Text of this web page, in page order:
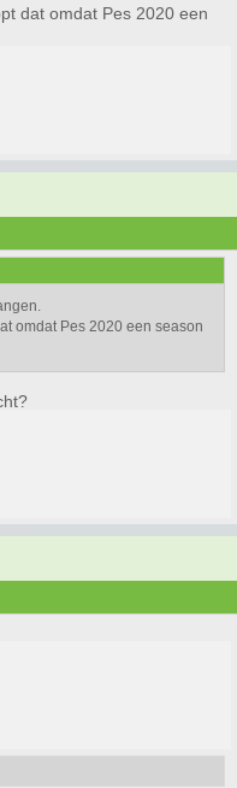
dat omdat Pes 2020 een
omdat Pes 2020 een season